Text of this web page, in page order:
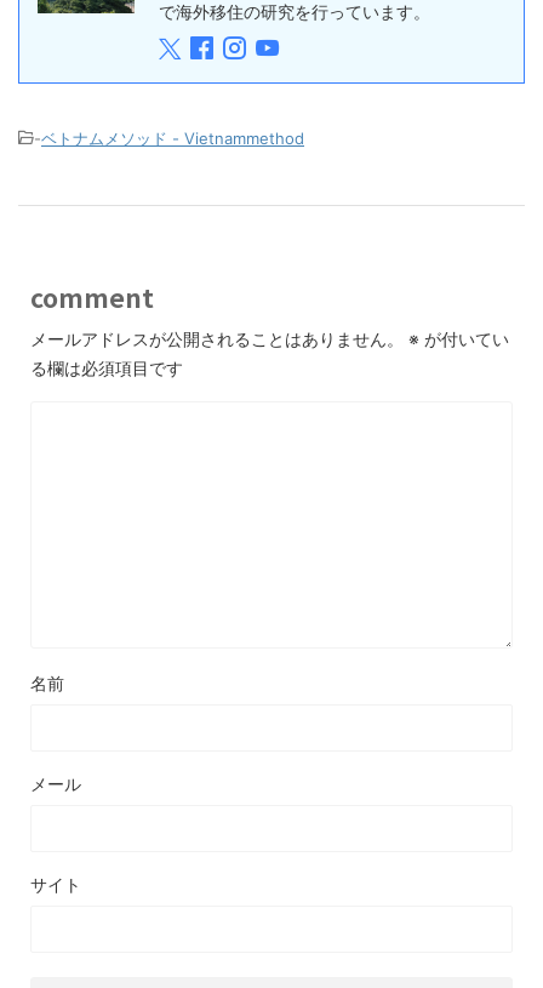
で海外移住の研究を行っています。
-ベトナムメソッド - Vietnammethod
comment
メールアドレスが公開されることはありません。 ※ が付いてい
る欄は必須項目です
名前
メール
サイト